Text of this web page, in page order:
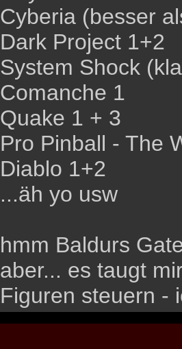
Cyberia (besser
Dark Project 1+2
System Shock
Comanche 1
Quake 1 + 3
Pro Pinball - The
Diablo 1+2
...äh yo usw
hmm Baldurs
aber... es taugt
Figuren steuern -